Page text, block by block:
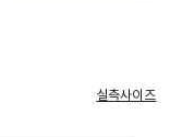
실측사이즈